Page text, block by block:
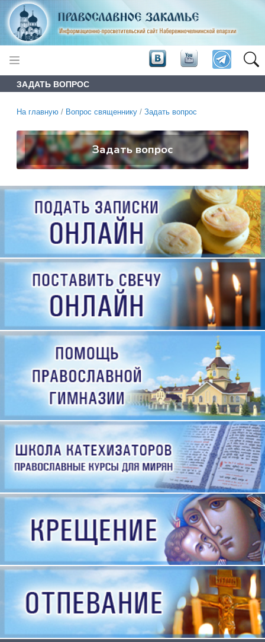
ЗАДАТЬ ВОПРОС
На главную / Вопрос священнику / Задать вопрос
Задать вопрос